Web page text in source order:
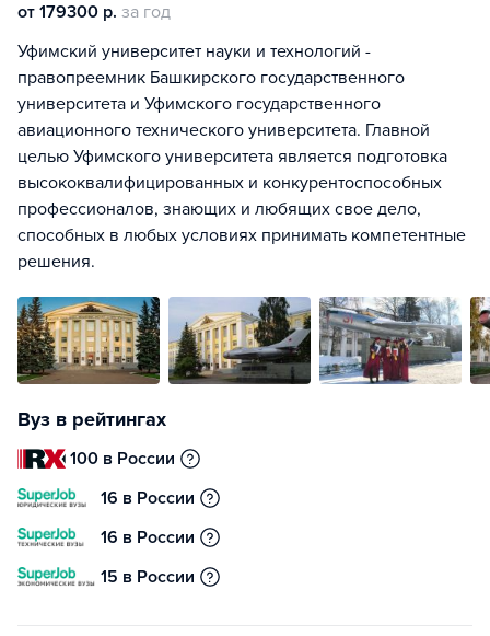
от 179300 р. за год
Уфимский университет науки и технологий -
правопреемник Башкирского государственного
университета и Уфимского государственного
авиационного технического университета. Главной
целью Уфимского университета является подготовка
высококвалифицированных и конкурентоспособных
профессионалов, знающих и любящих свое дело,
способных в любых условиях принимать компетентные
решения.
Вуз в рейтингах
100 в России
16 в России
16 в России
15 в России